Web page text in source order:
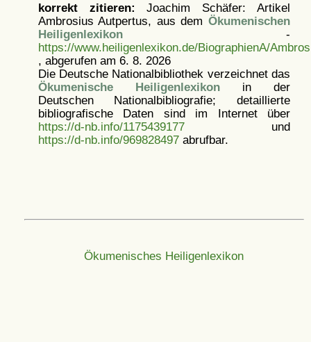
korrekt zitieren: Joachim Schäfer: Artikel
Ambrosius Autpertus, aus dem Ökumenischen
Heiligenlexikon-
https://www.heiligenlexikon.de/BiographienA/
, abgerufen am 6. 8. 2026
Die Deutsche Nationalbibliothek verzeichnet das
Ökumenische Heiligenlexikonin der
Deutschen Nationalbibliografie; detaillierte
bibliografische Daten sind im Internet über
https://d-nb.info/1175439177und
https://d-nb.info/969828497abrufbar.
Ökumenisches Heiligenlexikon